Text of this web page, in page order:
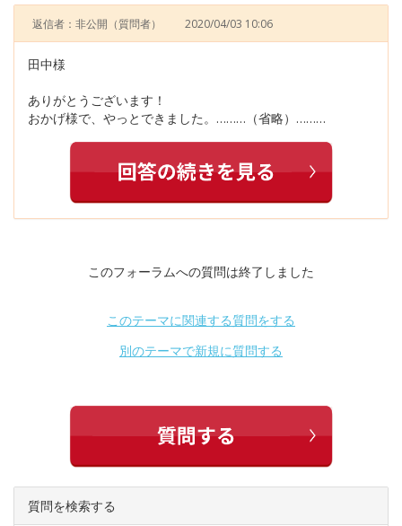
返信者：非公開 （質問者） 2020/04/03 10:06
田中様
ありがとうございます！
おかげ様で、やっとできました。………（省略）………
このフォーラムへの質問は終了しました
このテーマに関連する質問をする
別のテーマで新規に質問する
質問を検索する